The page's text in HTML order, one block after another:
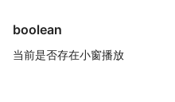
boolean
当前是否存在小窗播放